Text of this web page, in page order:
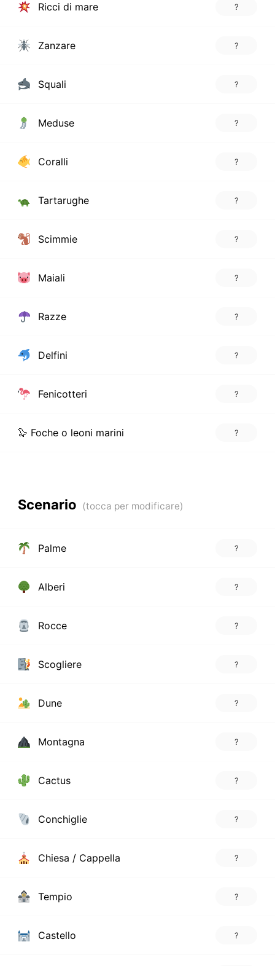
Ricci di mare ?
Zanzare ?
Squali ?
Meduse ?
Coralli ?
Tartarughe ?
Scimmie ?
Maiali ?
Razze ?
Delfini ?
Fenicotteri ?
🦭 Foche o leoni marini ?
Scenario
Palme ?
Alberi ?
Rocce ?
Scogliere ?
Dune ?
Montagna ?
Cactus ?
Conchiglie ?
Chiesa / Cappella ?
Tempio ?
Castello ?